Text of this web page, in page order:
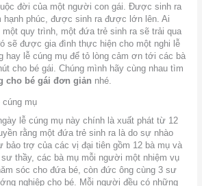
đời của một người con gái. Được sinh ra
hạnh phúc, được sinh ra được lớn lên. Ai
quy trình, một đứa trẻ sinh ra sẽ trải qua
sẽ được gia đình thực hiện cho một nghi lễ
hay lễ cúng mụ để tỏ lòng cảm ơn tới các bà
cho bé gái. Chúng mình hãy cùng nhau tìm
cho bé gái đơn giản nhé.
cúng mụ
lễ cúng mụ này chính là xuất phát từ 12
rằng một đứa trẻ sinh ra là do sự nhào
bảo trợ của các vị đại tiên gồm 12 bà mụ và
thầy, các bà mụ mỗi người một nhiệm vụ
sóc cho đứa bé, còn đức ông cùng 3 sư
nghiệp cho bé. Mỗi người đều có những